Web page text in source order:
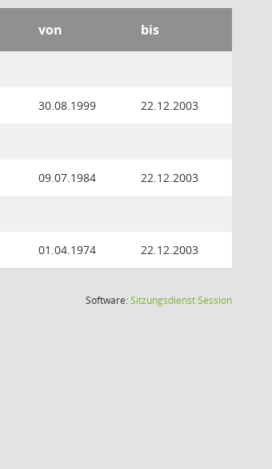
von bis
30.08.1999 22.12.2003
09.07.1984 22.12.2003
01.04.1974 22.12.2003
Software:SitzungsdienstSession(Wird in